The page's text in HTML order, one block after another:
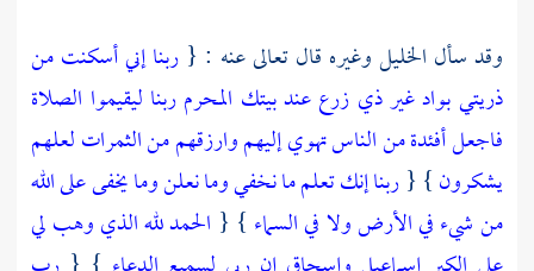
وقد سأل الخليلوغيره قال تعالى عنه : { ربنا إني أسكنت من
ذريتي بواد غير ذي زرع عند بيتك المحرم ربنا ليقيموا الصلاة
فاجعل أفئدة من الناس تهوي إليهم وارزقهم من الثمرات لعلهم
يشكرون} {ربنا إنك تعلم ما نخفي وما نعلن وما يخفى على الله
من شيء في الأرض ولا في السماء } { الحمد لله الذي وهب لي